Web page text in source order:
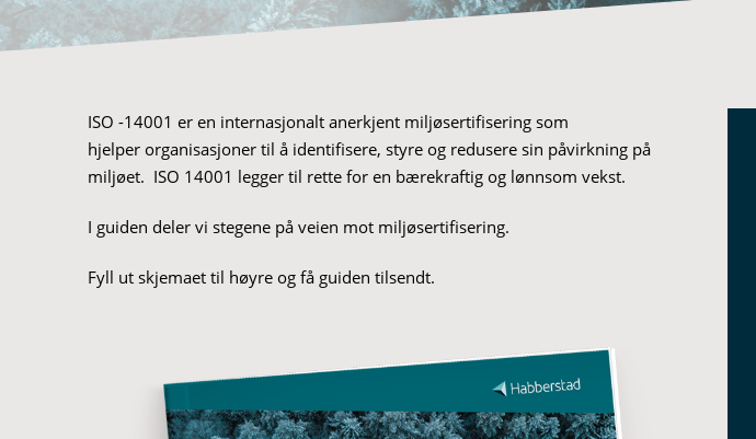
ISO -14001 er en internasjonalt anerkjent miljøsertifisering som
hjelper organisasjoner til å identifisere, styre og redusere sin påvirkning på
miljøet. ISO 14001 legger til rette for en bærekraftig og lønnsom vekst.
I guiden deler vi stegene på veien mot miljøsertifisering.
Fyll ut skjemaet til høyre og få guiden tilsendt.